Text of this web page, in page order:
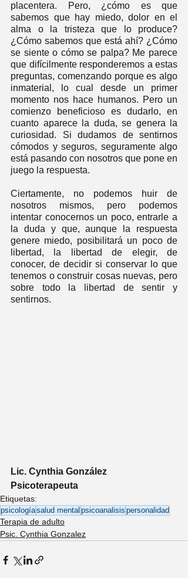
placentera. Pero, ¿cómo es que
sabemos que hay miedo, dolor en el
alma o la tristeza que lo produce?
¿Cómo sabemos que está ahí? ¿Cómo
se siente o cómo se palpa? Me parece
que difícilmente responderemos a estas
preguntas, comenzando porque es algo
inmaterial, lo cual desde un primer
momento nos hace humanos. Pero un
comienzo beneficioso es dudarlo, en
cuanto aparece la duda, se genera la
curiosidad. Si dudamos de sentirnos
cómodos y seguros, seguramente algo
está pasando con nosotros que pone en
juego la respuesta.
Ciertamente, no podemos huir de
nosotros mismos, pero podemos
intentar conocernos un poco, entrarle a
la duda y que, aunque la respuesta
genere miedo, posibilitará un poco de
libertad, la libertad de elegir, de
conocer, de decidir si conservar lo que
tenemos o construir cosas nuevas, pero
sobre todo la libertad de sentir y
sentirnos.
Lic. Cynthia González
Psicoterapeuta
Etiquetas:
psicologíasalud mental psicoanalisis personalidad
Terapia de adulto
Psic. Cynthia Gonzalez